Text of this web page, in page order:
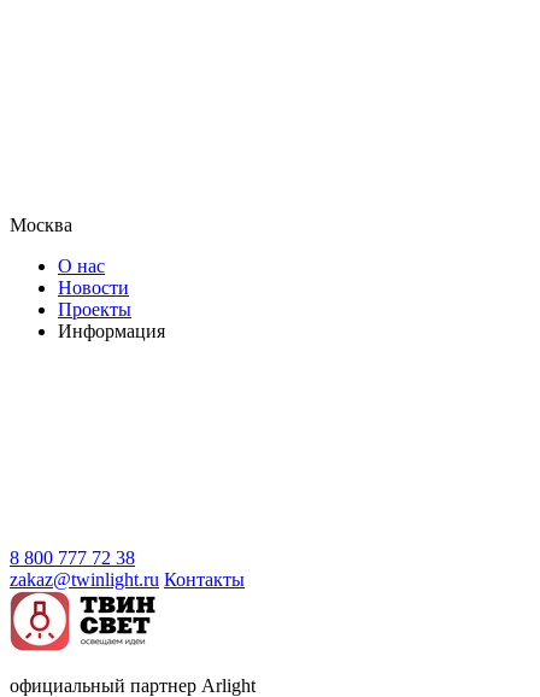
Москва
О нас
Новости
Проекты
Информация
8 800 777 72 38
zakaz@twinlight.ru Контакты
официальный партнер Arlight